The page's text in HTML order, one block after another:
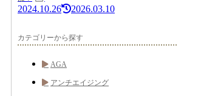
2024.10.26 2026.03.10
カテゴリーから探す
AGA
アンチエイジング